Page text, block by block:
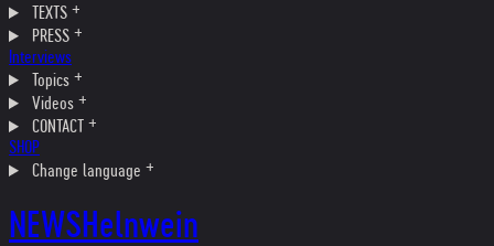
TEXTS
PRESS
Interviews
Topics
Videos
CONTACT
SHOP
Change language
NEWSHelnwein